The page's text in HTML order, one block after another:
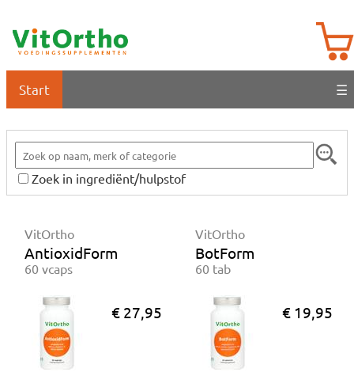
Start ☰
Zoek in ingrediënt/hulpstof
VitOrtho
AntioxidForm
60 vcaps
€ 27,95
VitOrtho
BotForm
60 tab
€ 19,95